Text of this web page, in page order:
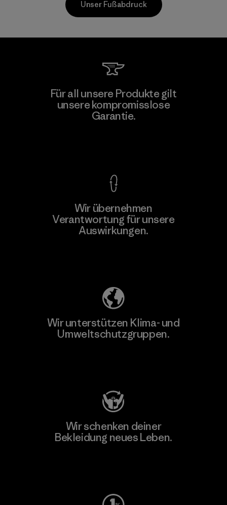
Mehr dazu
Kwang Viet Garment Co., Ltd
Unser Fußabdruck
Für all unsere Produkte gilt
unsere kompromisslose
Garantie.
Wir übernehmen
Verantwortung für unsere
Auswirkungen.
Wir unterstützen Klima- und
Umweltschutzgruppen.
Wir schenken deiner
Bekleidung neues Leben.